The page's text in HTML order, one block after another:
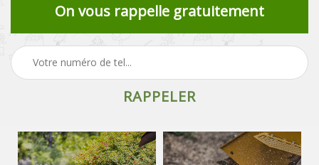
On vous rappelle gratuitement